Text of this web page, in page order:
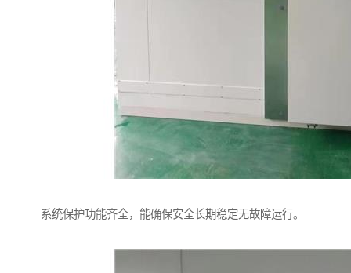
系统保护功能齐全，能确保安全长期稳定无故障运行。